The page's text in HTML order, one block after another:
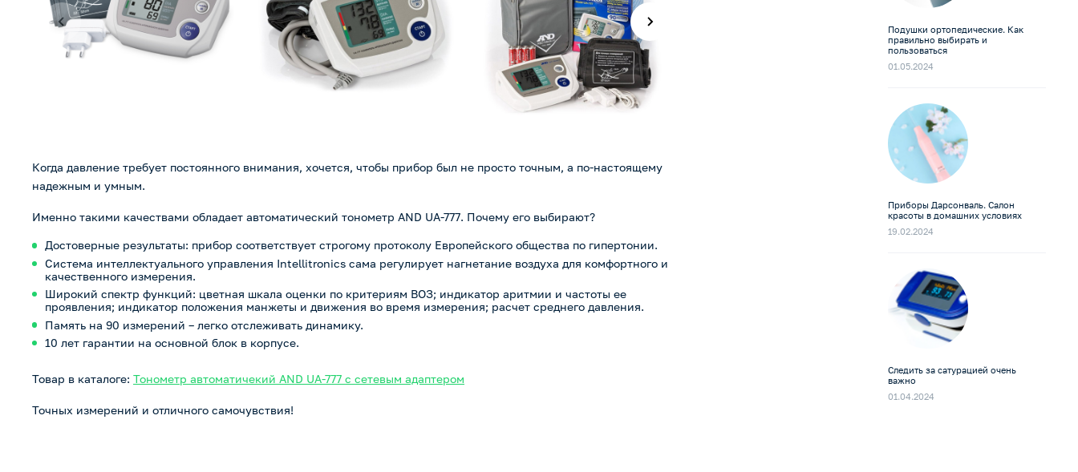
Когда давление требует постоянного внимания, хочется, чтобы прибор был не просто точным, а по-настоящему
надежным и умным.
Именно такими качествами обладает автоматический тонометр AND UA-777. Почему его выбирают?
Достоверные результаты: прибор соответствует строгому протоколу Европейского общества по гипертонии.
Система интеллектуального управления Intellitronics сама регулирует нагнетание воздуха для комфортного и
качественного измерения.
Широкий спектр функций: цветная шкала оценки по критериям ВОЗ; индикатор аритмии и частоты ее
проявления; индикатор положения манжеты и движения во время измерения; расчет среднего давления.
Память на 90 измерений – легко отслеживать динамику.
10 лет гарантии на основной блок в корпусе.
Товар в каталоге: Тонометр автоматичекий AND UA-777 с сетевым адаптером
Точных измерений и отличного самочувствия!
Подушки ортопедические. Как
правильно выбирать и
пользоваться
01.05.2024
Приборы Дарсонваль. Салон
красоты в домашних условиях
19.02.2024
Следить за сатурацией очень
важно
01.04.2024